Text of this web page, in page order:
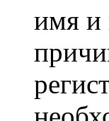
имя и